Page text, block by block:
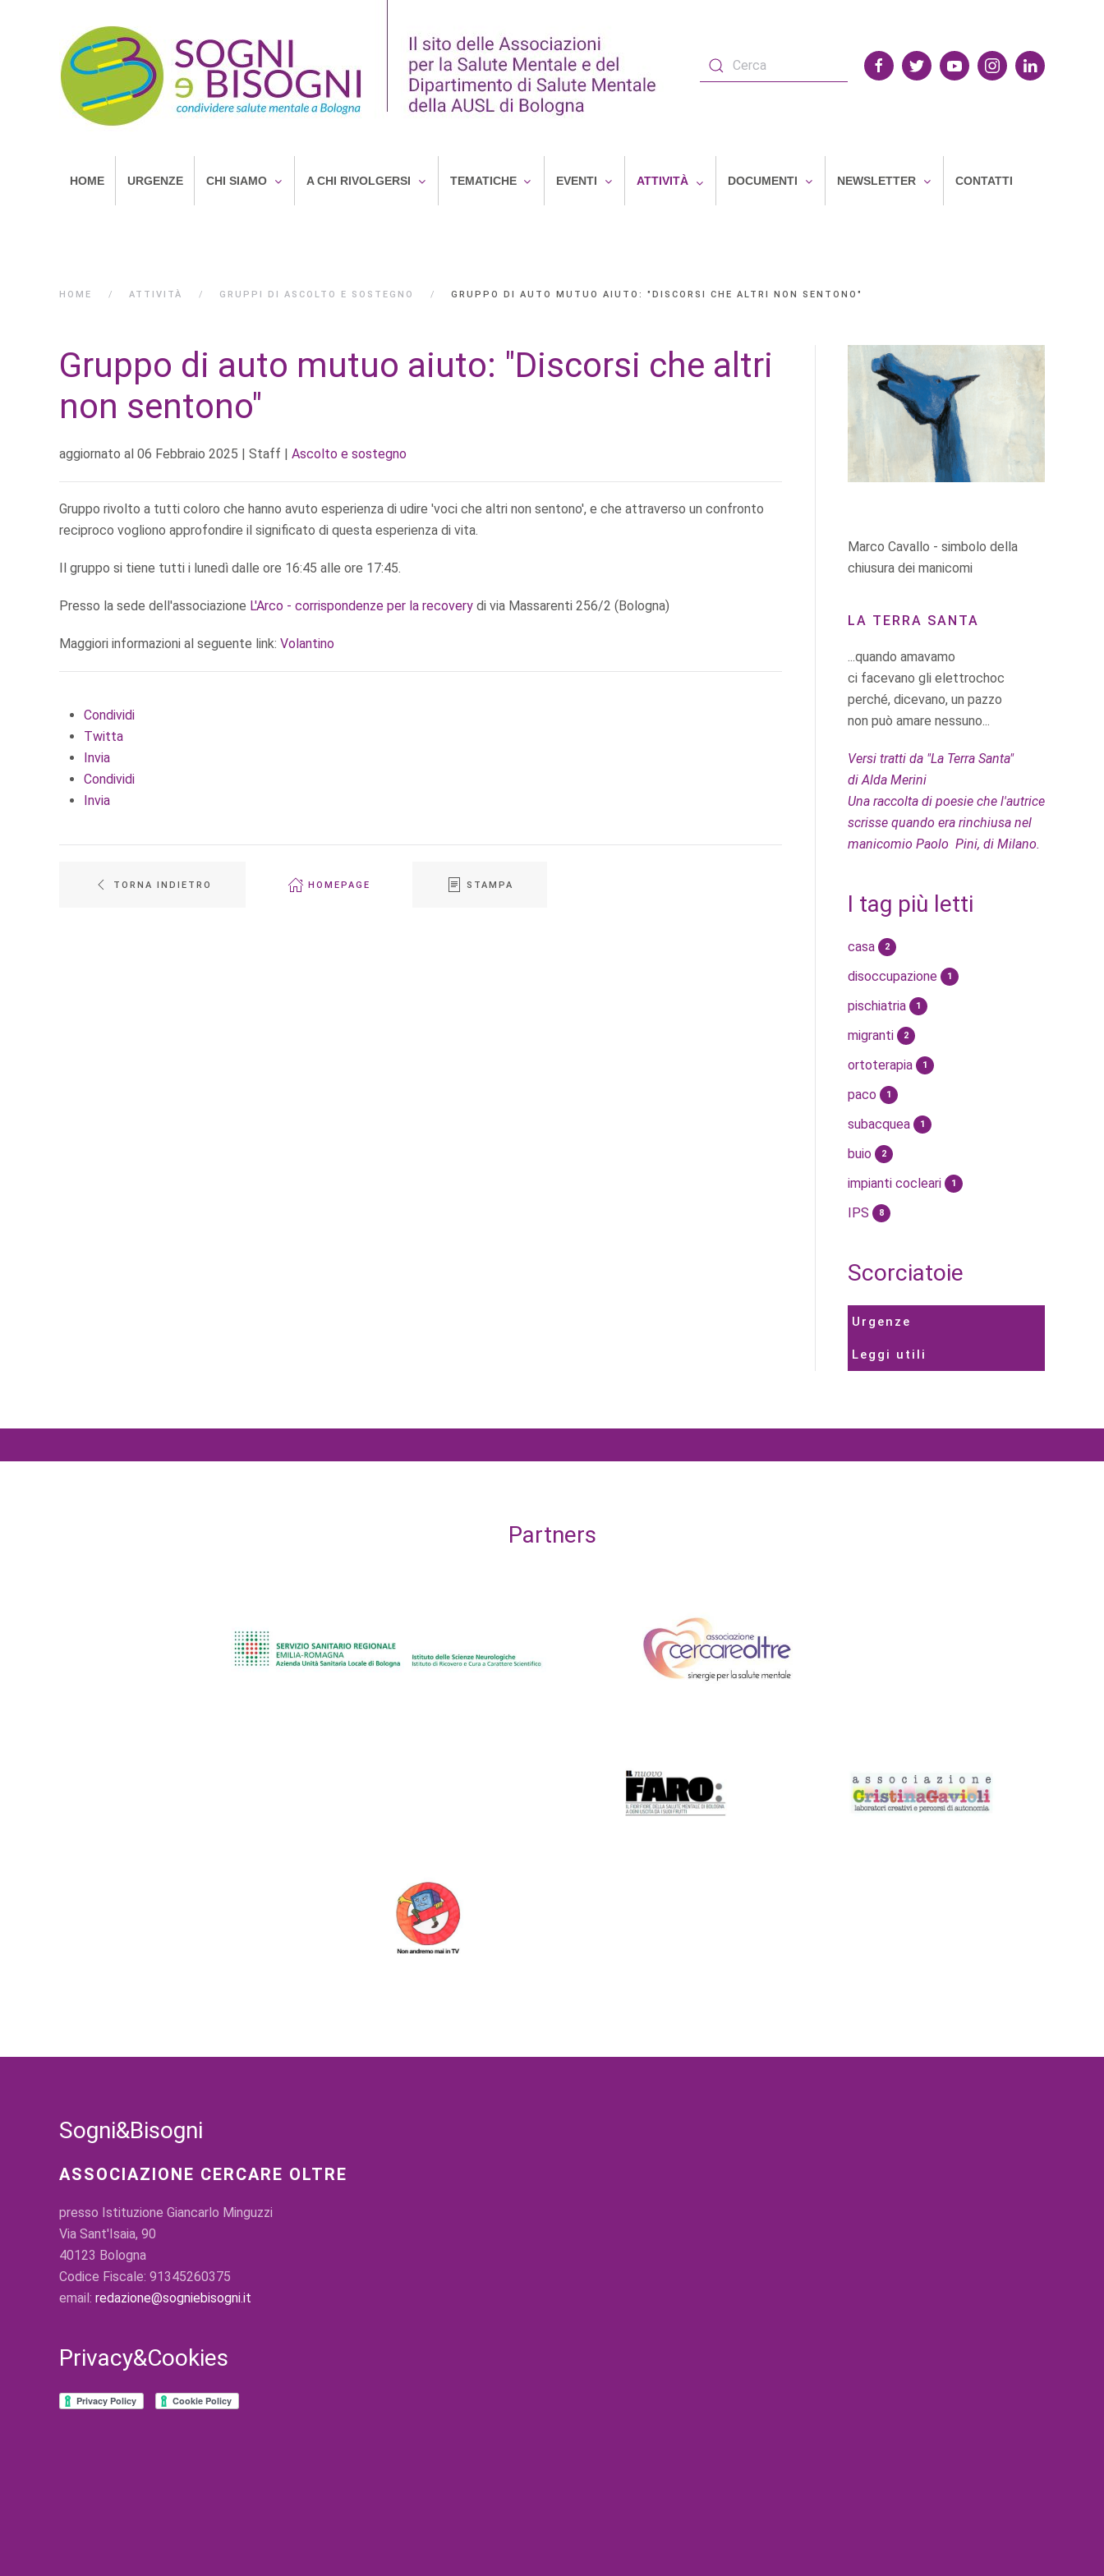
HOME URGENZE CHI SIAMO A CHI RIVOLGERSI TEMATICHE EVENTI ATTIVITÀ DOCUMENTI NEWSLETTER CONTATTI
HOME ATTIVITÀ GRUPPI DI ASCOLTO E SOSTEGNO GRUPPO DI AUTO MUTUO AIUTO: "DISCORSI CHE ALTRI NON SENTONO"
Gruppo di auto mutuo aiuto: "Discorsi che altri
non sentono"
aggiornato al 06 Febbraio 2025 | Staff | Ascolto e sostegno
Gruppo rivolto a tutti coloro che hanno avuto esperienza di udire 'voci che altri non sentono', e che attraverso un confronto
reciproco vogliono approfondire il significato di questa esperienza di vita.
Il gruppo si tiene tutti i lunedì dalle ore 16:45 alle ore 17:45.
Presso la sede dell'associazione L'Arco - corrispondenze per la recovery di via Massarenti 256/2 (Bologna)
Maggiori informazioni al seguente link: Volantino
Condividi
Twitta
Invia
Condividi
Invia
TORNA INDIETRO HOMEPAGE STAMPA
Marco Cavallo - simbolo della
chiusura dei manicomi
LA TERRA SANTA
...quando amavamo
ci facevano gli elettrochoc
perché, dicevano, un pazzo
non può amare nessuno...
Versi tratti da "La Terra Santa"
di Alda Merini
Una raccolta di poesie che l'autrice
scrisse quando era rinchiusa nel
manicomio Paolo Pini, di Milano.
I tag più letti
casa 2
disoccupazione 1
pischiatria 1
migranti 2
ortoterapia 1
paco 1
subacquea 1
buio 2
impianti cocleari 1
IPS 8
Scorciatoie
Urgenze
Leggi utili
Partners
Sogni&Bisogni
ASSOCIAZIONE CERCARE OLTRE
presso Istituzione Giancarlo Minguzzi
Via Sant'Isaia, 90
40123 Bologna
Codice Fiscale: 91345260375
email: redazione@sogniebisogni.it
Privacy&Cookies